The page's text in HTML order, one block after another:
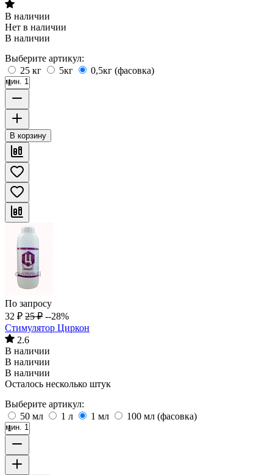
В наличии
Нет в наличии
В наличии
Выберите артикул:
25 кг
5кг 0,5кг (фасовка)
мин. 1
В корзину
По запросу
32 ₽ 25 ₽ --28%
Стимулятор Циркон
2.6
В наличии
В наличии
В наличии
Осталось несколько штук
Выберите артикул:
50 мл
1 л 1 мл 100 мл (фасовка)
мин. 1